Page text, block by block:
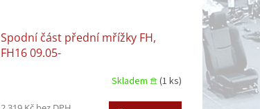
Spodní část přední mřížky FH,
FH16 09.05-
Skladem 𖠿 (1 ks)